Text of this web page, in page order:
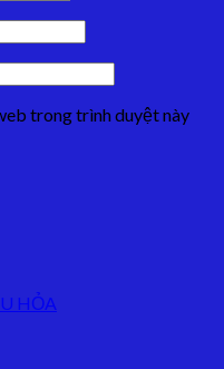
trong trình duyệt này
HỎA